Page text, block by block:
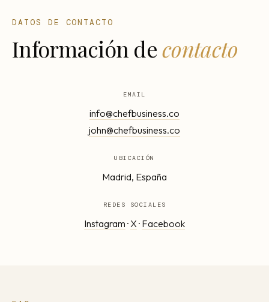
DATOS DE CONTACTO
Información decontacto
EMAIL
info@chefbusiness.co
john@chefbusiness.co
UBICACIÓN
Madrid, España
REDES SOCIALES
Instagram · X · Facebook